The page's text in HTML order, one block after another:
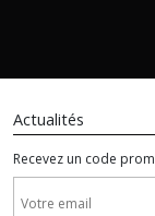
Actualités
Recevez un code